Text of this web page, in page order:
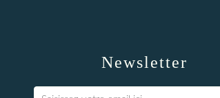
Newsletter